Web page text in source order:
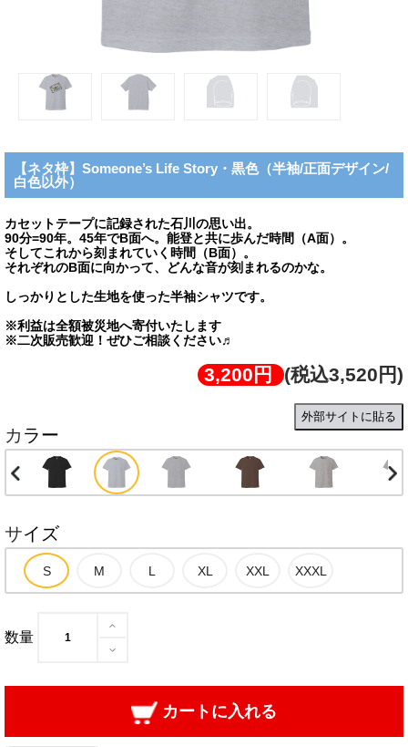
【ネタ枠】Someone’s Life Story・黒色（半袖/正面デザイン/
白色以外）
カセットテープに記録された石川の思い出。
90分=90年。45年でB面へ。能登と共に歩んだ時間（A面）。
そしてこれから刻まれていく時間（B面）。
それぞれのB面に向かって、どんな音が刻まれるのかな。
しっかりとした生地を使った半袖シャツです。
※利益は全額被災地へ寄付いたします
※二次販売歓迎！ぜひご相談ください♬
3,200円 (税込3,520円)
外部サイトに貼る
カラー
サイズ
数量
カートに入れる